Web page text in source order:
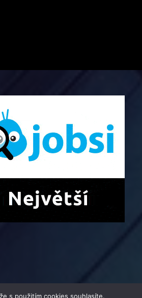
s použitím cookies souhlasíte.